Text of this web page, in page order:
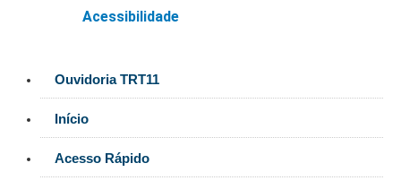
Educação a distância
Comissão Permanente de Acessibilidade e Inclusão
Acessibilidade
Ouvidoria TRT11
Início
Acesso Rápido